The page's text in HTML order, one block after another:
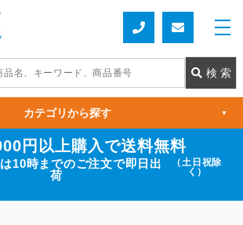
円以上購入で送料無料
10時までのご注文で即日出
荷
（土日祝除
く）
カテゴリから探す ▼